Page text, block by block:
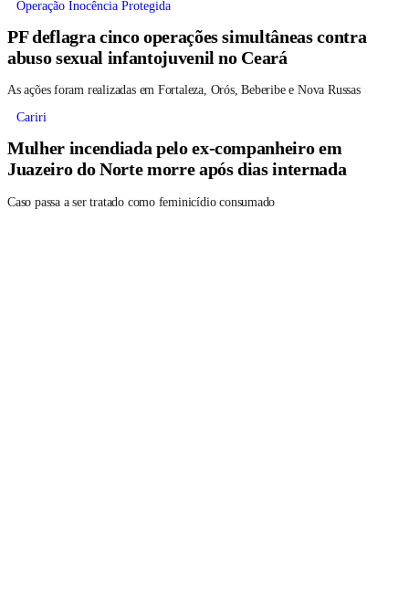
Operação Inocência Protegida
PF deflagra cinco operações simultâneas contra
abuso sexual infantojuvenil no Ceará
As ações foram realizadas em Fortaleza, Orós, Beberibe e Nova Russas
Cariri
Mulher incendiada pelo ex-companheiro em
Juazeiro do Norte morre após dias internada
Caso passa a ser tratado como feminicídio consumado